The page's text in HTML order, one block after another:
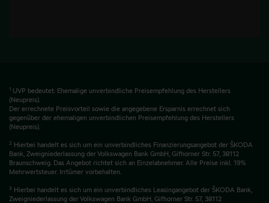
1 UVP bedeutet: Ehemalige unverbindliche Preisempfehlung des Herstellers
(Neupreis).
Der errechnete Preisvorteil sowie die angegebene Ersparnis errechnet sich
gegenüber der ehemaligen unverbindlichen Preisempfehlung des Herstellers
(Neupreis).
2 Hierbei handelt es sich um ein unverbindliches Finanzierungsangebot der ŠKODA
Bank, Zweigniederlassung der Volkswagen Bank GmbH, Gifhorner Str. 57, 38112
Braunschweig. Das Angebot richtet sich an Einzelabnehmer. Alle Preise inkl. 19%
Mehrwertsteuer. Irrtümer vorbehalten.
3 Hierbei handelt es sich um ein unverbindliches Leasingangebot der ŠKODA Bank,
Zweigniederlassung der Volkswagen Bank GmbH, Gifhorner Str. 57, 38112